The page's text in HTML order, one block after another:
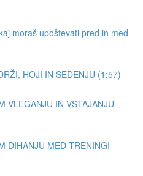
moraš upoštevati pred in med
HOJI IN SEDENJU (1:57)
VLEGANJU IN VSTAJANJU
DIHANJU MED TRENINGI